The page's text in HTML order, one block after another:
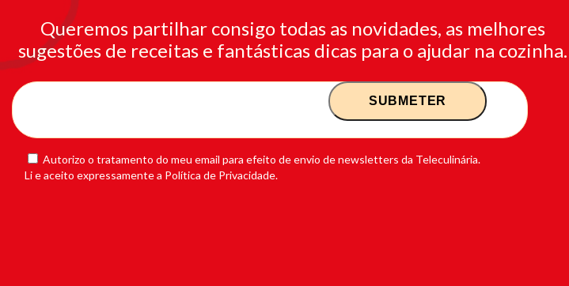
Queremos partilhar consigo todas as novidades, as melhores
sugestões de receitas e fantásticas dicas para o ajudar na cozinha.
Autorizo o tratamento do meu email para efeito de envio de newsletters da Teleculinária.
Li e aceito expressamente a Política de Privacidade.